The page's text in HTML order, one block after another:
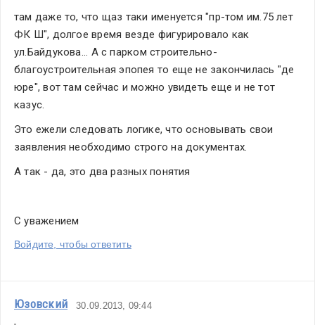
там даже то, что щаз таки именуется "пр-том им.75 лет
ФК Ш", долгое время везде фигурировало как
ул.Байдукова... А с парком строительно-
благоустроительная эпопея то еще не закончилась "де
юре", вот там сейчас и можно увидеть еще и не тот
казус.
Это ежели следовать логике, что основывать свои
заявления необходимо строго на документах.
А так - да, это два разных понятия
С уважением
Войдите, чтобы ответить
Юзовский 30.09.2013, 09:44